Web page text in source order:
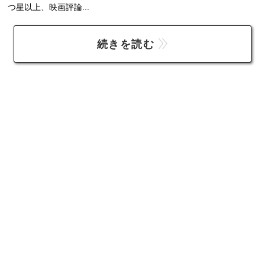
つ星以上、映画評論...
続きを読む